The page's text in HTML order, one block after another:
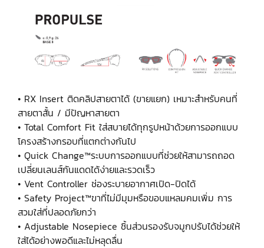
• RX Insert ติดคลิปสายตาได้ (ขายแยก) เหมาะสำหรับคนที่
สายตาสั้น / มีปัญหาสายตา
• Total Comfort Fit ใส่สบายได้ทุกรูปหน้าด้วยการออกแบบ
โครงสร้างกรอบที่แตกต่างกันไป
• Quick Change™ระบบการออกแบบที่ช่วยให้สามารถถอด
เปลี่ยนเลนส์กันแดดได้ง่ายและรวดเร็ว
• Vent Controller ช่องระบายอากาศเปิด-ปิดได้
• Safety Project™ขาที่ไม่มีมุมหรือขอบแหลมคมเพิ่ม การ
สวมใส่ที่ปลอดภัยกว่า
• Adjustable Nosepiece ชิ้นส่วนรองรับจมูกปรับได้ช่วยให้
ใส่ได้อย่างพอดีและไม่หลุดลื่น